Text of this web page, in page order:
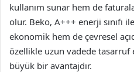
kullanım sunar hem de
olur. Beko, A+++ enerji sınıfı
ekonomik hem de çevresel
özellikle uzun vadede tasarruf
büyük bir avantajdır.